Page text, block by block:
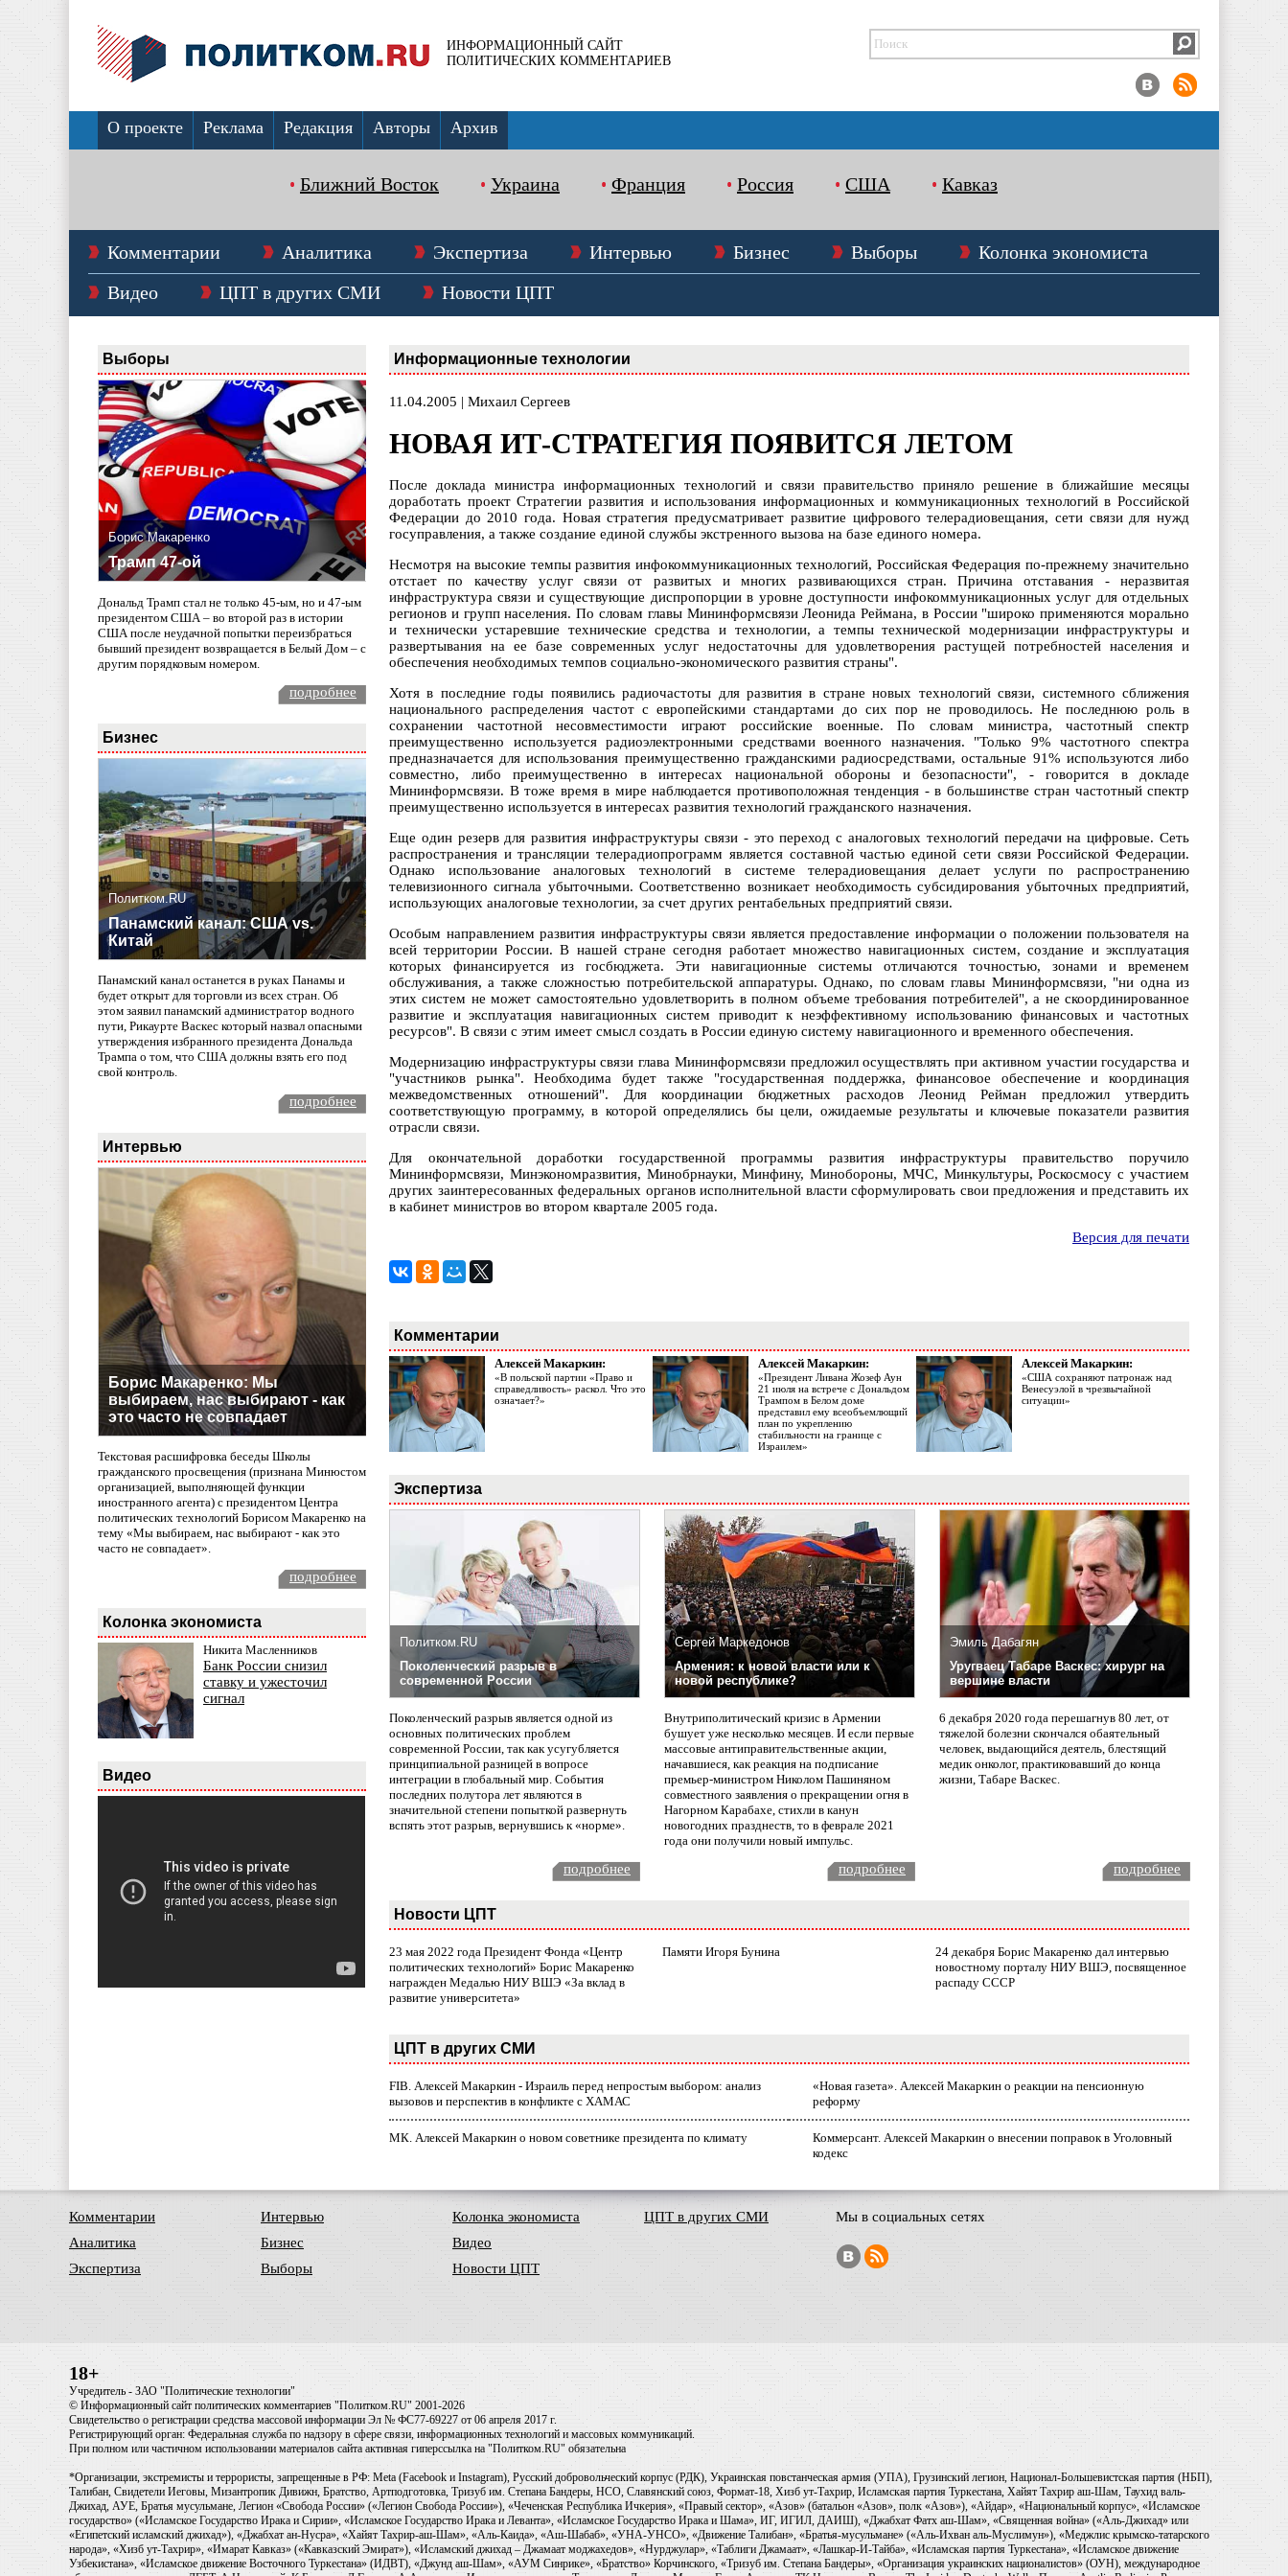
ИНФОРМАЦИОННЫЙ САЙТ
ПОЛИТИЧЕСКИХ КОММЕНТАРИЕВ
О проекте Реклама Редакция Авторы Архив
Ближний Восток Украина Франция Россия США Кавказ
Комментарии Аналитика Экспертиза Интервью Бизнес Выборы
Колонка экономиста
Видео
ЦПТ в других СМИ Новости ЦПТ
Выборы
Борис Макаренко
Трамп 47-ой
Дональд Трамп стал не только 45-ым, но и 47-ым
президентом США – во второй раз в истории
США после неудачной попытки переизбраться
бывший президент возвращается в Белый Дом – с
другим порядковым номером.
подробнее
Бизнес
Политком.RU
Панамский канал: США vs.
Китай
Панамский канал останется в руках Панамы и
будет открыт для торговли из всех стран. Об
этом заявил панамский администратор водного
пути, Рикаурте Васкес который назвал опасными
утверждения избранного президента Дональда
Трампа о том, что США должны взять его под
свой контроль.
подробнее
Интервью
Борис Макаренко: Мы
выбираем, нас выбирают - как
это часто не совпадает
Текстовая расшифровка беседы Школы
гражданского просвещения (признана Минюстом
организацией, выполняющей функции
иностранного агента) с президентом Центра
политических технологий Борисом Макаренко на
тему «Мы выбираем, нас выбирают - как это
часто не совпадает».
подробнее
Колонка экономиста
Никита Масленников
Банк России снизил
ставку и ужесточил
сигнал
Видео
Информационные технологии
11.04.2005 | Михаил Сергеев
НОВАЯ ИТ-СТРАТЕГИЯ ПОЯВИТСЯ ЛЕТОМ
После доклада министра информационных технологий и связи правительство приняло решение в ближайшие месяцы
доработать проект Стратегии развития и использования информационных и коммуникационных технологий в Российской
Федерации до 2010 года. Новая стратегия предусматривает развитие цифрового телерадиовещания, сети связи для нужд
госуправления, а также создание единой службы экстренного вызова на базе единого номера.
Несмотря на высокие темпы развития инфокоммуникационных технологий, Российская Федерация по-прежнему значительно
отстает по качеству услуг связи от развитых и многих развивающихся стран. Причина отставания - неразвитая
инфраструктура связи и существующие диспропорции в уровне доступности инфокоммуникационных услуг для отдельных
регионов и групп населения. По словам главы Мининформсвязи Леонида Реймана, в России "широко применяются морально
и технически устаревшие технические средства и технологии, а темпы технической модернизации инфраструктуры и
развертывания на ее базе современных услуг недостаточны для удовлетворения растущей потребностей населения и
обеспечения необходимых темпов социально-экономического развития страны".
Хотя в последние годы появились радиочастоты для развития в стране новых технологий связи, системного сближения
национального распределения частот с европейскими стандартами до сих пор не проводилось. Не последнюю роль в
сохранении частотной несовместимости играют российские военные. По словам министра, частотный спектр
преимущественно используется радиоэлектронными средствами военного назначения. "Только 9% частотного спектра
предназначается для использования преимущественно гражданскими радиосредствами, остальные 91% используются либо
совместно, либо преимущественно в интересах национальной обороны и безопасности", - говорится в докладе
Мининформсвязи. В тоже время в мире наблюдается противоположная тенденция - в большинстве стран частотный спектр
преимущественно используется в интересах развития технологий гражданского назначения.
Еще один резерв для развития инфраструктуры связи - это переход с аналоговых технологий передачи на цифровые. Сеть
распространения и трансляции телерадиопрограмм является составной частью единой сети связи Российской Федерации.
Однако использование аналоговых технологий в системе телерадиовещания делает услуги по распространению
телевизионного сигнала убыточными. Соответственно возникает необходимость субсидирования убыточных предприятий,
использующих аналоговые технологии, за счет других рентабельных предприятий связи.
Особым направлением развития инфраструктуры связи является предоставление информации о положении пользователя на
всей территории России. В нашей стране сегодня работает множество навигационных систем, создание и эксплуатация
которых финансируется из госбюджета. Эти навигационные системы отличаются точностью, зонами и временем
обслуживания, а также сложностью потребительской аппаратуры. Однако, по словам главы Мининформсвязи, "ни одна из
этих систем не может самостоятельно удовлетворить в полном объеме требования потребителей", а не скоординированное
развитие и эксплуатация навигационных систем приводит к неэффективному использованию финансовых и частотных
ресурсов". В связи с этим имеет смысл создать в России единую систему навигационного и временного обеспечения.
Модернизацию инфраструктуры связи глава Мининформсвязи предложил осуществлять при активном участии государства и
"участников рынка". Необходима будет также "государственная поддержка, финансовое обеспечение и координация
межведомственных отношений". Для координации бюджетных расходов Леонид Рейман предложил утвердить
соответствующую программу, в которой определялись бы цели, ожидаемые результаты и ключевые показатели развития
отрасли связи.
Для окончательной доработки государственной программы развития инфраструктуры правительство поручило
Мининформсвязи, Минэкономразвития, Минобрнауки, Минфину, Минобороны, МЧС, Минкультуры, Роскосмосу с участием
других заинтересованных федеральных органов исполнительной власти сформулировать свои предложения и представить их
в кабинет министров во втором квартале 2005 года.
Версия для печати
Комментарии
Алексей Макаркин:
«В польской партии «Право и
справедливость» раскол. Что это
означает?»
Алексей Макаркин:
«Президент Ливана Жозеф Аун
21 июля на встрече с Дональдом
Трампом в Белом доме
представил ему всеобъемлющий
план по укреплению
стабильности на границе с
Израилем»
Алексей Макаркин:
«США сохраняют патронаж над
Венесуэлой в чрезвычайной
ситуации»
Экспертиза
Политком.RU
Поколенческий разрыв в
современной России
Поколенческий разрыв является одной из
основных политических проблем
современной России, так как усугубляется
принципиальной разницей в вопросе
интеграции в глобальный мир. События
последних полутора лет являются в
значительной степени попыткой развернуть
вспять этот разрыв, вернувшись к «норме».
Сергей Маркедонов
Армения: к новой власти или к
новой республике?
Внутриполитический кризис в Армении
бушует уже несколько месяцев. И если первые
массовые антиправительственные акции,
начавшиеся, как реакция на подписание
премьер-министром Николом Пашиняном
совместного заявления о прекращении огня в
Нагорном Карабахе, стихли в канун
новогодних празднеств, то в феврале 2021
года они получили новый импульс.
Эмиль Дабагян
Уругваец Табаре Васкес: хирург на
вершине власти
6 декабря 2020 года перешагнув 80 лет, от
тяжелой болезни скончался обаятельный
человек, выдающийся деятель, блестящий
медик онколог, практиковавший до конца
жизни, Табаре Васкес.
подробнее подробнее подробнее
Новости ЦПТ
23 мая 2022 года Президент Фонда «Центр
политических технологий» Борис Макаренко
награжден Медалью НИУ ВШЭ «За вклад в
развитие университета»
Памяти Игоря Бунина
24 декабря Борис Макаренко дал интервью
новостному порталу НИУ ВШЭ, посвященное
распаду СССР
ЦПТ в других СМИ
FIB. Алексей Макаркин - Израиль перед непростым выбором: анализ
вызовов и перспектив в конфликте с ХАМАС
«Новая газета». Алексей Макаркин о реакции на пенсионную
реформу
МК. Алексей Макаркин о новом советнике президента по климату
Коммерсант. Алексей Макаркин о внесении поправок в Уголовный
кодекс
Комментарии
Аналитика
Экспертиза
Интервью
Бизнес
Выборы
Колонка экономиста
Видео
Новости ЦПТ
ЦПТ в других СМИ Мы в социальных сетях
18+
Учредитель - ЗАО "Политические технологии"
© Информационный сайт политических комментариев "Политком.RU" 2001-2026
Свидетельство о регистрации средства массовой информации Эл № ФС77-69227 от 06 апреля 2017 г.
Регистрирующий орган: Федеральная служба по надзору в сфере связи, информационных технологий и массовых коммуникаций.
При полном или частичном использовании материалов сайта активная гиперссылка на "Политком.RU" обязательна
*Организации, экстремисты и террористы, запрещенные в РФ: Meta (Facebook и Instagram), Русский добровольческий корпус (РДК), Украинская повстанческая армия (УПА), Грузинский легион, Национал-Большевистская партия (НБП),
Талибан, Свидетели Иеговы, Мизантропик Дивижн, Братство, Артподготовка, Тризуб им. Степана Бандеры, НСО, Славянский союз, Формат-18, Хизб ут-Тахрир, Исламская партия Туркестана, Хайят Тахрир аш-Шам, Таухид валь-
Джихад, АУЕ, Братья мусульмане, Легион «Свобода России» («Легион Свобода России»), «Чеченская Республика Ичкерия», «Правый сектор», «Азов» (батальон «Азов», полк «Азов»), «Айдар», «Национальный корпус», «Исламское
государство» («Исламское Государство Ирака и Сирии», «Исламское Государство Ирака и Леванта», «Исламское Государство Ирака и Шама», ИГ, ИГИЛ, ДАИШ), «Джабхат Фатх аш-Шам», «Священная война» («Аль-Джихад» или
«Египетский исламский джихад»), «Джабхат ан-Нусра», «Хайят Тахрир-аш-Шам», «Аль-Каида», «Аш-Шабаб», «УНА-УНСО», «Движение Талибан», «Братья-мусульмане» («Аль-Ихван аль-Муслимун»), «Меджлис крымско-татарского
народа», «Хизб ут-Тахрир», «Имарат Кавказ» («Кавказский Эмират»), «Исламский джихад – Джамаат моджахедов», «Нурджулар», «Таблиги Джамаат», «Лашкар-И-Тайба», «Исламская партия Туркестана», «Исламское движение
Узбекистана», «Исламское движение Восточного Туркестана» (ИДВТ), «Джунд аш-Шам», «АУМ Синрике», «Братство» Корчинского, «Тризуб им. Степана Бандеры», «Организация украинских националистов» (ОУН), международное